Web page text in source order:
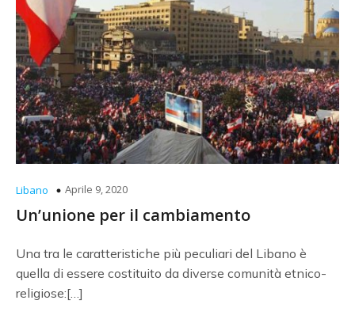
Libano Aprile 9, 2020
Un’unione per il cambiamento
Una tra le caratteristiche più peculiari del Libano è
quella di essere costituito da diverse comunità etnico-
religiose:[…]